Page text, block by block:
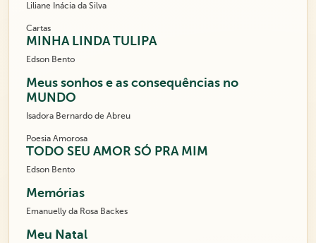
Liliane Inácia da Silva
Cartas
MINHA LINDA TULIPA
Edson Bento
Meus sonhos e as consequências no
MUNDO
Isadora Bernardo de Abreu
Poesia Amorosa
TODO SEU AMOR SÓ PRA MIM
Edson Bento
Memórias
Emanuelly da Rosa Backes
Meu Natal